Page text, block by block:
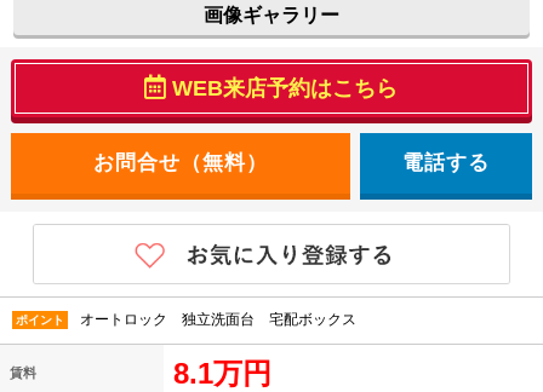
画像ギャラリー
WEB来店予約はこちら
電話する
ポイント オートロック 独立洗面台 宅配ボックス
賃料 8.1万円